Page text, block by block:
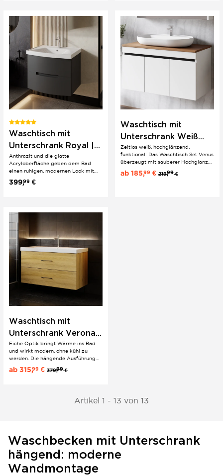
machen den 100 cm breiten...
Waschtisch mit
Unterschrank Royal |
Anthrazit |
Acryloberfläche
Anthrazit und die glatte
Acryloberfläche geben dem Bad
einen ruhigen, modernen Look mit
Schubladen bringen spürbaren
alltagstauglich ab.
399,99 €
Waschtisch mit
Unterschrank Weiß
Venus | 2-er
Waschtisch-Set |
Badezimmerunterschrank
Zeitlos weiß, hochglänzend,
funktional: Das Waschtisch Set Venus
überzeugt mit sauberer Hochglanz-
Front, Softclose-Türen und einem
klaren modernen Auftritt. In 60, 80
ab 185,99 € 219,99€
Waschtisch mit
Unterschrank Verona |
60 80 100 cm | Eiche |
hängend | Konsole
optional
Eiche Optik bringt Wärme ins Bad
und wirkt modern, ohne kühl zu
werden. Die hängende Ausführung
hält den Look leicht und sorgt für ein
aufgeräumtes Gesamtbild. Für 80
ab 315,99 € 379,99€
Artikel 1 - 13 von 13
Waschbecken mit Unterschrank
hängend: moderne
Wandmontage